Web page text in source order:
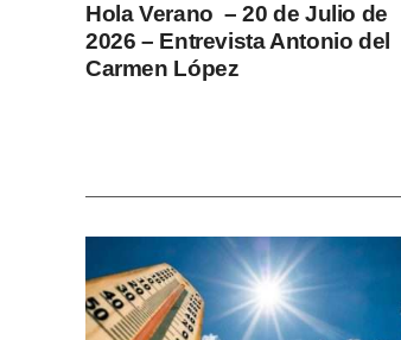
Hola Verano – 20 de Julio de
2026 – Entrevista Antonio del
Carmen López